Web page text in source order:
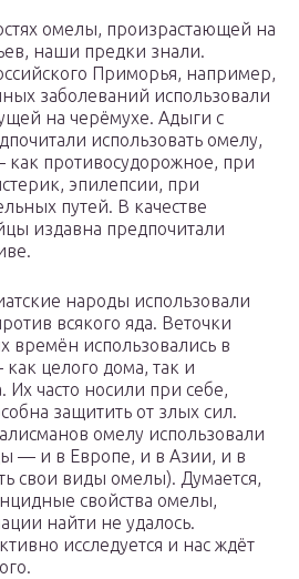
омелы, произрастающей на
наши предки знали.
Приморья, например,
заболеваний использовали
на черёмухе. Адыги с
использовать омелу,
противосудорожное, при
эпилепсии, при
путей. В качестве
издавна предпочитали
народы использовали
всякого яда. Веточки
времён использовались в
целого дома, так и
Их часто носили при себе,
защитить от злых сил.
омелу использовали
— и в Европе, и в Азии, и в
свои виды омелы). Думается,
свойства омелы,
найти не удалось.
исследуется и нас ждёт